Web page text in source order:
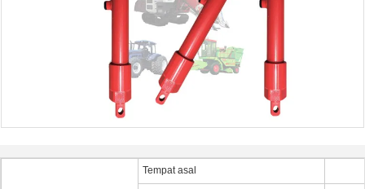
Tempat asal